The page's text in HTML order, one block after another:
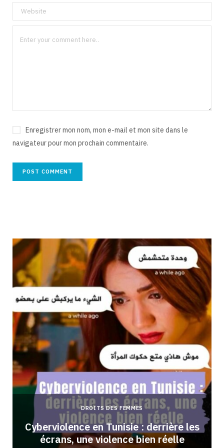
Enregistrer mon nom, mon e-mail et mon site dans le
navigateur pour mon prochain commentaire.
DROITS DES FEMMES
Cyberviolence en Tunisie : derrière les
écrans, une violence bien réelle